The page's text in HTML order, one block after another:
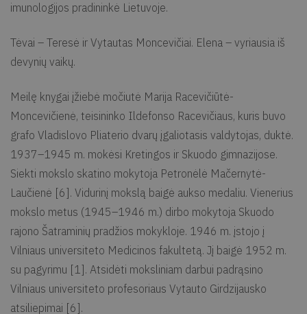
imunologijos pradininkė Lietuvoje.
Tėvai – Teresė ir Vytautas Moncevičiai. Elena – vyriausia iš
devynių vaikų.
Meilę knygai įžiebė močiutė Marija Racevičiūtė-
Moncevičienė, teisininko Ildefonso Racevičiaus, kuris buvo
grafo Vladislovo Pliaterio dvarų įgaliotasis valdytojas, duktė.
1937–1945 m. mokėsi Kretingos ir Skuodo gimnazijose.
Siekti mokslo skatino mokytoja Petronėlė Mačernytė-
Laučienė [6]. Vidurinį mokslą baigė aukso medaliu. Vienerius
mokslo metus (1945–1946 m.) dirbo mokytoja Skuodo
rajono Šatraminių pradžios mokykloje. 1946 m. įstojo į
Vilniaus universiteto Medicinos fakultetą. Jį baigė 1952 m.
su pagyrimu [1]. Atsidėti moksliniam darbui padrąsino
Vilniaus universiteto profesoriaus Vytauto Girdzijausko
atsiliepimai [6].